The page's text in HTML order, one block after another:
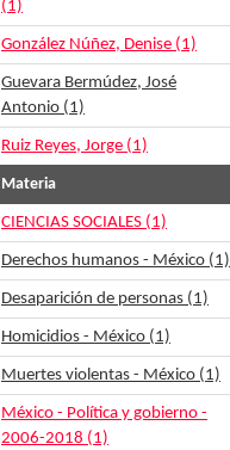
(1)
González Núñez, Denise (1)
Guevara Bermúdez, José
Antonio (1)
Ruiz Reyes, Jorge (1)
Materia
CIENCIAS SOCIALES (1)
Derechos humanos - México (1)
Desaparición de personas (1)
Homicidios - México (1)
Muertes violentas - México (1)
México - Política y gobierno -
2006-2018 (1)